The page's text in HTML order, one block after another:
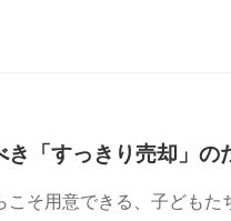
「すっきり売却」の
そ用意できる、子ども